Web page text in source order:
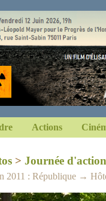
Actions
> Journée
2011 : République →